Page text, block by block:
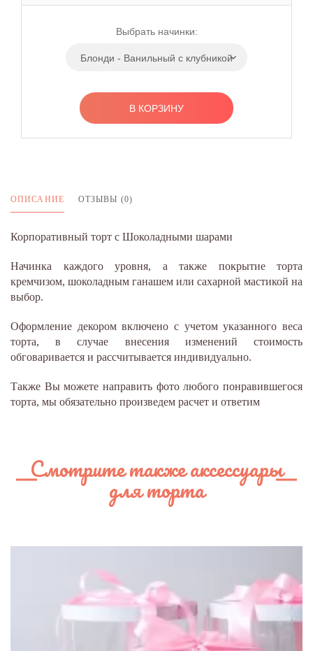
Выбрать начинки:
Блонди - Ванильный с клубникой
В КОРЗИНУ
ОПИСАНИЕ ОТЗЫВЫ (0)
Корпоративный торт с Шоколадными шарами
Начинка каждого уровня, а также покрытие торта
кремчизом, шоколадным ганашем или сахарной мастикой на
выбор.
Оформление декором включено с учетом указанного веса
торта, в случае внесения изменений стоимость
обговаривается и рассчитывается индивидуально.
Также Вы можете направить фото любого понравившегося
торта, мы обязательно произведем расчет и ответим
Смотрите также аксессуары
для торта